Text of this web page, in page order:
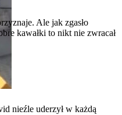
Ale jak zgasło
kawałki to nikt nie zwracał
nieźle uderzył w każdą